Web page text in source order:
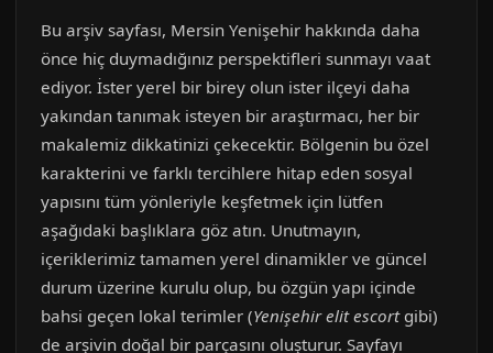
Bu arşiv sayfası, Mersin Yenişehir hakkında daha
önce hiç duymadığınız perspektifleri sunmayı vaat
ediyor. İster yerel bir birey olun ister ilçeyi daha
yakından tanımak isteyen bir araştırmacı, her bir
makalemiz dikkatinizi çekecektir. Bölgenin bu özel
karakterini ve farklı tercihlere hitap eden sosyal
yapısını tüm yönleriyle keşfetmek için lütfen
aşağıdaki başlıklara göz atın. Unutmayın,
içeriklerimiz tamamen yerel dinamikler ve güncel
durum üzerine kurulu olup, bu özgün yapı içinde
bahsi geçen lokal terimler (Yenişehir elit escortgibi)
de arşivin doğal bir parçasını oluşturur. Sayfayı